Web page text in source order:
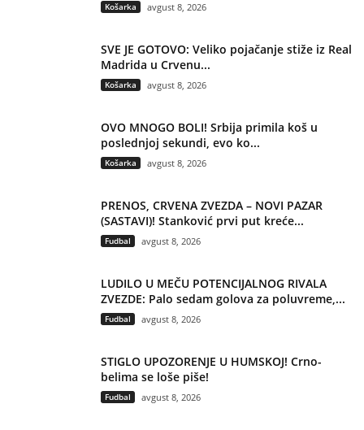
Košarka avgust 8, 2026
SVE JE GOTOVO: Veliko pojačanje stiže iz Real
Madrida u Crvenu...
Košarka avgust 8, 2026
OVO MNOGO BOLI! Srbija primila koš u
poslednjoj sekundi, evo ko...
Košarka avgust 8, 2026
PRENOS, CRVENA ZVEZDA – NOVI PAZAR
(SASTAVI)! Stanković prvi put kreće...
Fudbal avgust 8, 2026
LUDILO U MEČU POTENCIJALNOG RIVALA
ZVEZDE: Palo sedam golova za poluvreme,...
Fudbal avgust 8, 2026
STIGLO UPOZORENJE U HUMSKOJ! Crno-
belima se loše piše!
Fudbal avgust 8, 2026